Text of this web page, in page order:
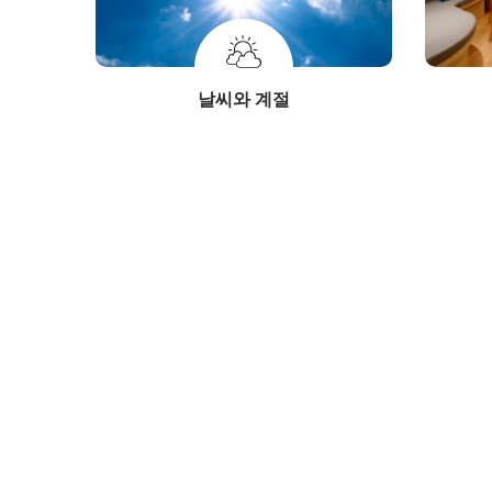
날씨와 계절